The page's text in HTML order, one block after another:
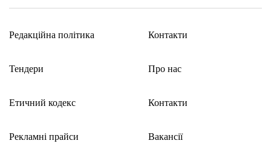
Редакційна політика
Тендери
Етичний кодекс
Рекламні прайси
Контакти
Про нас
Контакти
Вакансії